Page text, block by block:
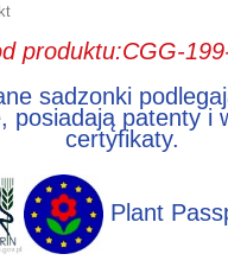
produktu:CGG-
sadzonki
posiadają patenty i
certyfikaty.
Plant